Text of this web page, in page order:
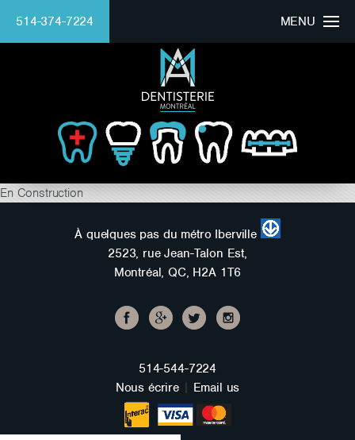
514-374-7224 MENU
En Construction
À quelques pas du métro Iberville
2523, rue Jean-Talon Est,
Montréal, QC, H2A 1T6
514-544-7224
Nous écrire| Email us
CLINIQUE
DOCTEUR
BEAU SOURIRE
SERVICES
FINANCEMENT
Mounaim Azmi